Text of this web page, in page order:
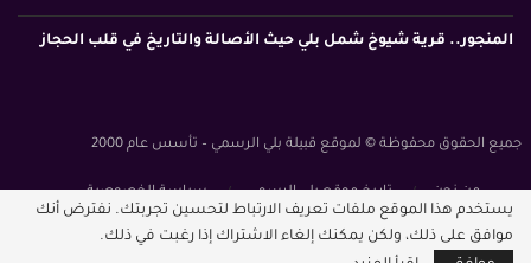
المنجور.. قرية شيوخ شمل بلي حيث الأصالة والتاريخ في قلب الحجاز
جميع الحقوق محفوظة © لموقع قبيلة بلي الرسمي – تأسس عام 2000
من نحن تاريخ موقع بلي الرسمي
سياسة الخصوصية
يستخدم هذا الموقع ملفات تعريف الارتباط لتحسين تجربتك. نفترض أنك
موافق على ذلك، ولكن يمكنك إلغاء الاشتراك إذا رغبت في ذلك.